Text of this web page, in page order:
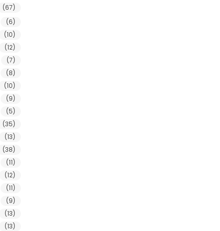
(67)
(6)
(10)
(12)
(7)
(8)
(10)
(9)
(5)
(35)
(13)
(38)
(11)
(12)
(11)
(9)
(13)
(13)